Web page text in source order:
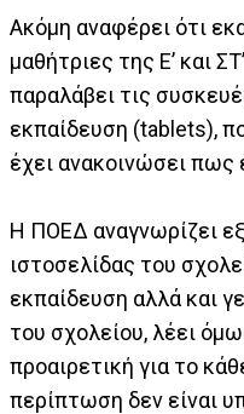
Ακόμη αναφέρει ότι
μαθήτριες της Ε’ και
παραλάβει τις
εκπαίδευση (tablets),
έχει ανακοινώσει
Η ΠΟΕΔ αναγνωρίζει
ιστοσελίδας του
εκπαίδευση αλλά και
του σχολείου, λέει
προαιρετική για το
περίπτωση δεν είναι